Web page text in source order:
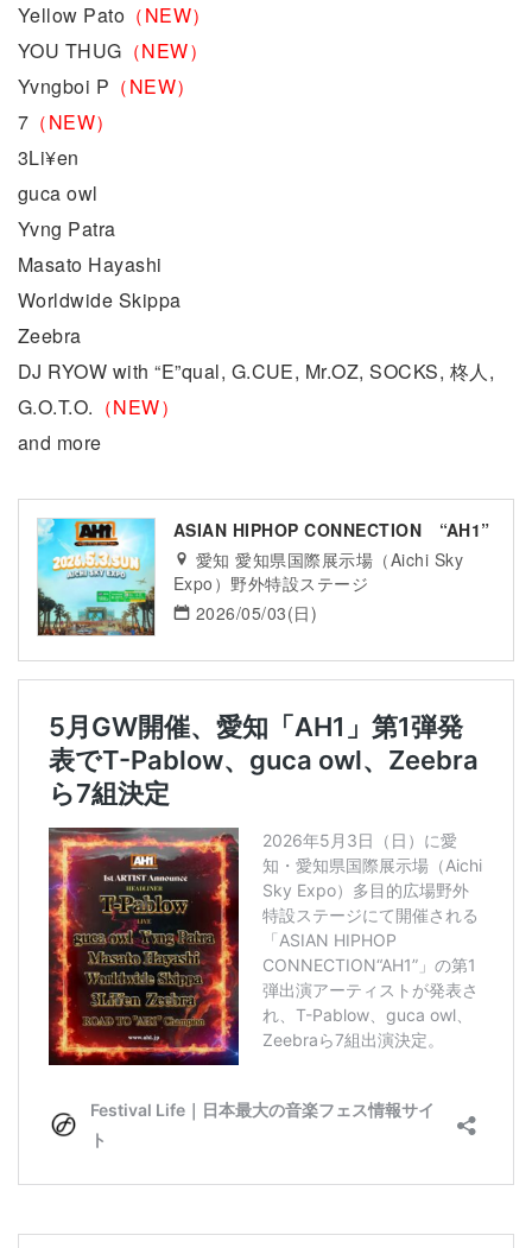
Yellow Pato （NEW）
YOU THUG （NEW）
Yvngboi P （NEW）
7 （NEW）
3Li¥en
guca owl
Yvng Patra
Masato Hayashi
Worldwide Skippa
Zeebra
DJ RYOW with “E”qual, G.CUE, Mr.OZ, SOCKS, 柊人,
G.O.T.O. （NEW）
and more
ASIAN HIPHOP CONNECTION “AH1”
愛知 愛知県国際展示場（Aichi Sky
Expo）野外特設ステージ
2026/05/03(日)